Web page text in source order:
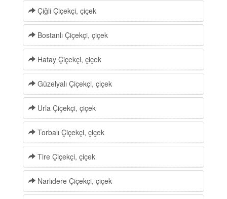
Çiğli Çiçekçi, çiçek
Bostanlı Çiçekçi, çiçek
Hatay Çiçekçi, çiçek
Güzelyalı Çiçekçi, çiçek
Urla Çiçekçi, çiçek
Torbalı Çiçekçi, çiçek
Tire Çiçekçi, çiçek
Narlıdere Çiçekçi, çiçek